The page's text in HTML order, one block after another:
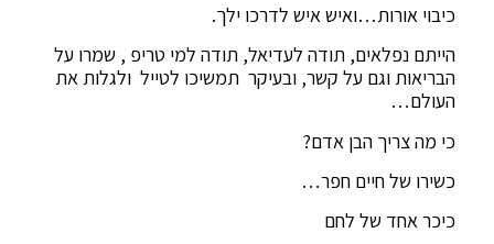
כיבוי אורות…ואיש איש לדרכו ילך.
הייתם נפלאים, תודה לעדיאל, תודה למי טריפ , שמרו על
הבריאות וגם על קשר, ובעיקר תמשיכו לטייל ולגלות את
העולם…
כי מה צריך הבן אדם?
כשירו של חיים חפר…
כיכר אחד של לחם